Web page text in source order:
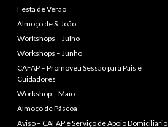
Festa de Verão
Almoço de S. João
Workshops – Julho
Workshops – Junho
CAFAP – Promoveu Sessão para Pais e
Cuidadores
Workshop – Maio
Almoço de Páscoa
Aviso – CAFAP e Serviço de Apoio Domiciliário